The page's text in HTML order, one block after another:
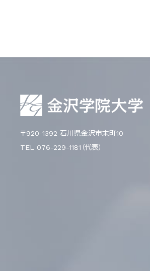
〒920-1392 石川県金沢市末町10
TEL 076-229-1181（代表）